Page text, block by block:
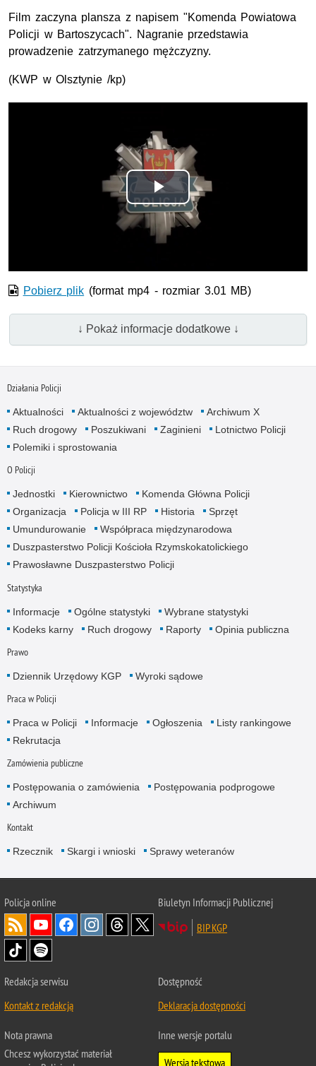
Film zaczyna plansza z napisem "Komenda Powiatowa
Policji w Bartoszycach". Nagranie przedstawia
prowadzenie zatrzymanego mężczyzny.
(KWP w Olsztynie /kp)
Odtwórz
wideo
Pobierz plik (format mp4 - rozmiar 3.01 MB)
↓ Pokaż informacje dodatkowe ↓
Działania Policji
Aktualności Aktualności z województw
Archiwum X
Ruch drogowy
Poszukiwani Zaginieni
Lotnictwo Policji
Polemiki i sprostowania
O Policji
Jednostki Kierownictwo
Komenda Główna Policji
Organizacja
Policja w III RP Historia
Sprzęt
Umundurowanie
Współpraca międzynarodowa
Duszpasterstwo Policji Kościoła Rzymskokatolickiego
Prawosławne Duszpasterstwo Policji
Statystyka
Informacje Ogólne statystyki
Wybrane statystyki
Kodeks karny
Ruch drogowy Raporty Opinia publiczna
Prawo
Dziennik Urzędowy KGP Wyroki sądowe
Praca w Policji
Praca w Policji Informacje Ogłoszenia
Listy rankingowe
Rekrutacja
Zamówienia publiczne
Postępowania o zamówienia
Postępowania podprogowe
Archiwum
Kontakt
Rzecznik Skargi i wnioski Sprawy weteranów
Policjaonline
Biuletyn Informacji Publicznej
BIP KGP
Redakcja serwisu
Kontakt z redakcją
Dostępność
Deklaracja dostępności
Nota prawna
Chcesz wykorzystać materiał
Inne wersje portalu
Wersja tekstowa